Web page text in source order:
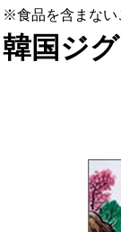
※食品を含まない
韓国ジ